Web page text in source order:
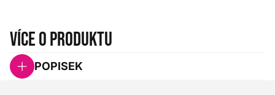
Více o produktu
POPISEK